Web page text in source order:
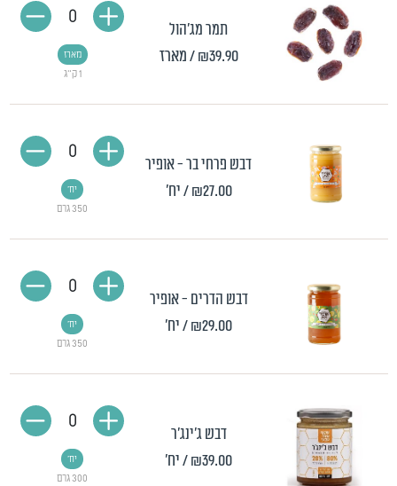
תמר מג'הול
₪39.90 / מארז
1 ק"ג
מארז
0
דבש פרחי בר - אופיר
₪27.00 / יח'
350 גרם
יח'
0
דבש הדרים - אופיר
₪29.00/ יח'
350 גרם
יח'
0
דבש ג'ינג'ר
₪39.00/ יח'
300 גרם
יח'
0